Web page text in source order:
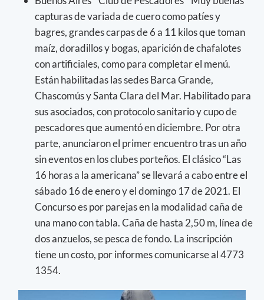
capturas de variada de cuero como patíes y
bagres, grandes carpas de 6 a 11 kilos que toman
maíz, doradillos y bogas, aparición de chafalotes
con artificiales, como para completar el menú.
Están habilitadas las sedes Barca Grande,
Chascomús y Santa Clara del Mar. Habilitado para
sus asociados, con protocolo sanitario y cupo de
pescadores que aumentó en diciembre. Por otra
parte, anunciaron el primer encuentro tras un año
sin eventos en los clubes porteños. El clásico “Las
16 horas a la americana” se llevará a cabo entre el
sábado 16 de enero y el domingo 17 de 2021. El
Concurso es por parejas en la modalidad caña de
una mano con tabla. Caña de hasta 2,50 m, línea de
dos anzuelos, se pesca de fondo. La inscripción
tiene un costo, por informes comunicarse al 4773
1354.